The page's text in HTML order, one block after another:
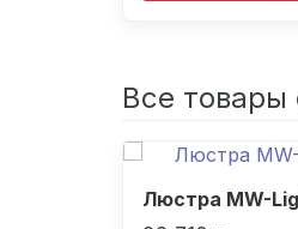
Все товары
Люстра MW-